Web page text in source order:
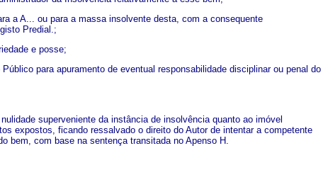
a A... ou para a massa insolvente desta, com a consequente
Predial.;
e posse;
para apuramento de eventual responsabilidade disciplinar ou penal do
superveniente da instância de insolvência quanto ao imóvel
expostos, ficando ressalvado o direito do Autor de intentar a competente
bem, com base na sentença transitada no Apenso H.